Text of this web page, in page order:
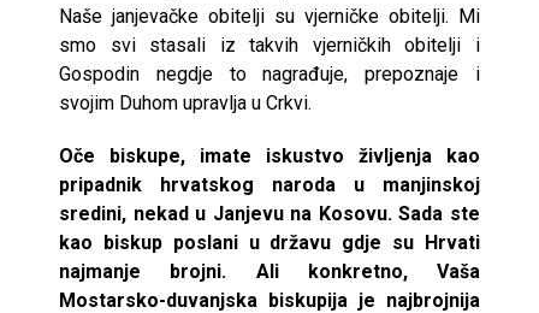
Naše janjevačke obitelji su vjerničke obitelji. Mi
smo svi stasali iz takvih vjerničkih obitelji i
Gospodin negdje to nagrađuje, prepoznaje i
svojim Duhom upravlja u Crkvi.
Oče biskupe, imate iskustvo življenja kao
pripadnik hrvatskog naroda u manjinskoj
sredini, nekad u Janjevu na Kosovu. Sada ste
kao biskup poslani u državu gdje su Hrvati
najmanje brojni. Ali konkretno, Vaša
Mostarsko-duvanjska biskupija je najbrojnija